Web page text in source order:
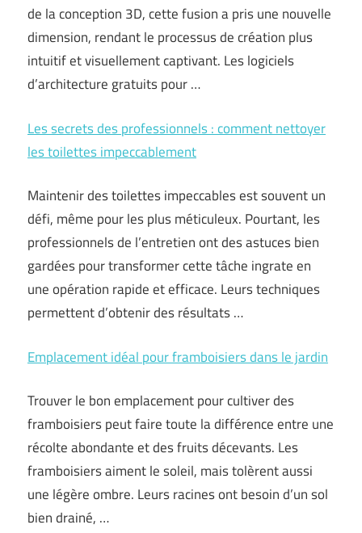
de la conception 3D, cette fusion a pris une nouvelle
dimension, rendant le processus de création plus
intuitif et visuellement captivant. Les logiciels
d’architecture gratuits pour …
Les secrets des professionnels : comment nettoyer
les toilettes impeccablement
Maintenir des toilettes impeccables est souvent un
défi, même pour les plus méticuleux. Pourtant, les
professionnels de l’entretien ont des astuces bien
gardées pour transformer cette tâche ingrate en
une opération rapide et efficace. Leurs techniques
permettent d’obtenir des résultats …
Emplacement idéal pour framboisiers dans le jardin
Trouver le bon emplacement pour cultiver des
framboisiers peut faire toute la différence entre une
récolte abondante et des fruits décevants. Les
framboisiers aiment le soleil, mais tolèrent aussi
une légère ombre. Leurs racines ont besoin d’un sol
bien drainé, …